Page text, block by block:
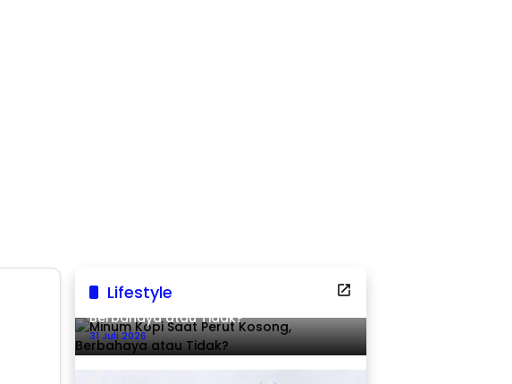
Lifestyle
Minum Kopi Saat Perut Kosong,
Berbahaya atau Tidak?
31 Juli 2026